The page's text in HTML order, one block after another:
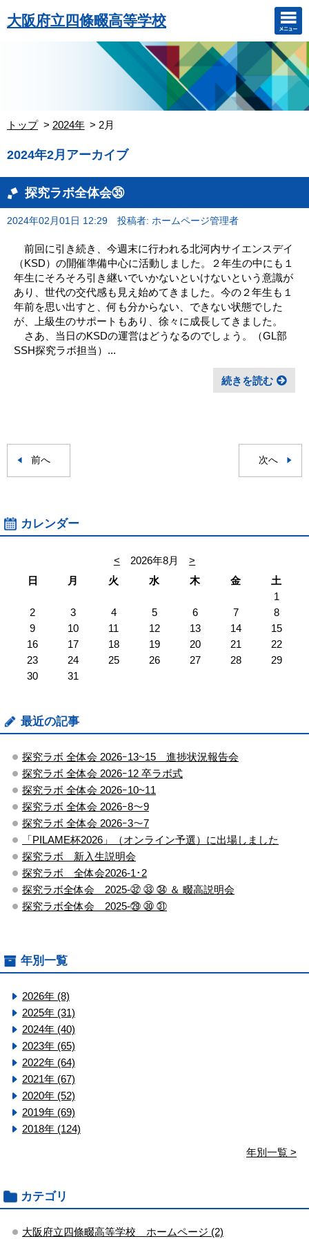
大阪府立四條畷高等学校
トップ 2024年 2月
2024年2月アーカイブ
探究ラボ全体会㉟
2024年02月01日 12:29 投稿者: ホームページ管理者
前回に引き続き、今週末に行われる北河内サイエンスデイ
（KSD）の開催準備中心に活動しました。２年生の中にも１
年生にそろそろ引き継いでいかないといけないという意識が
あり、世代の交代感も見え始めてきました。今の２年生も１
年前を思い出すと、何も分からない、できない状態でした
が、上級生のサポートもあり、徐々に成長してきました。
さあ、当日のKSDの運営はどうなるのでしょう。（GL部
SSH探究ラボ担当）...
続きを読む
前へ 次へ
カレンダー
< 2026年8月
>
日
月 火 水 木 金
土
1
2
3 4 5 6 7
8
9
10 11 12 13 14
15
16
17 18 19 20 21
22
23
24 25 26 27 28
29
30
31
最近の記事
探究ラボ 全体会 2026ｰ13~15 進捗状況報告会
探究ラボ 全体会 2026ｰ12 卒ラボ式
探究ラボ 全体会 2026ｰ10~11
探究ラボ 全体会 2026ｰ8～9
探究ラボ 全体会 2026ｰ3～7
「PILAME杯2026」（オンライン予選）に出場しました
探究ラボ 新入生説明会
探究ラボ 全体会2026-1･2
探究ラボ全体会 2025-㉜ ㉝ ㉞ ＆ 畷高説明会
探究ラボ全体会 2025-㉙ ㉚ ㉛
年別一覧
2026年 (8)
2025年 (31)
2024年 (40)
2023年 (65)
2022年 (64)
2021年 (67)
2020年 (52)
2019年 (69)
2018年 (124)
年別一覧 >
カテゴリ
大阪府立四條畷高等学校 ホームページ (2)